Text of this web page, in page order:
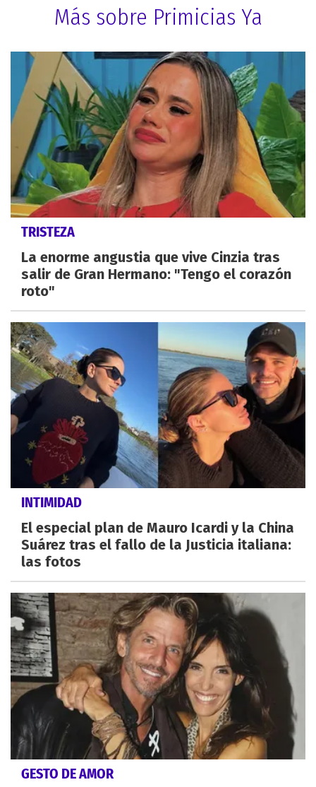
Más sobre Primicias Ya
TRISTEZA
La enorme angustia que vive Cinzia tras
salir de Gran Hermano: "Tengo el corazón
roto"
INTIMIDAD
El especial plan de Mauro Icardi y la China
Suárez tras el fallo de la Justicia italiana:
las fotos
GESTO DE AMOR